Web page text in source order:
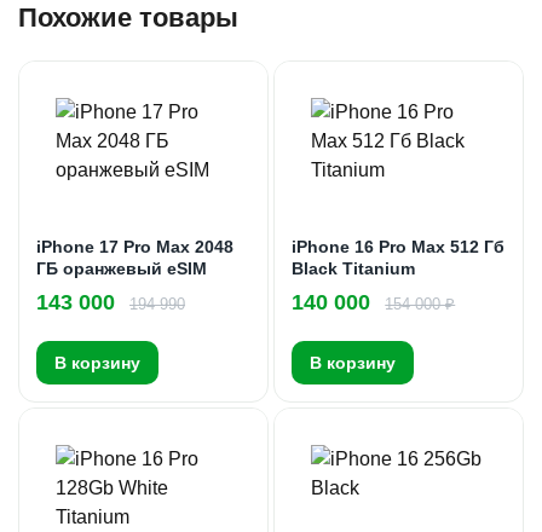
Похожие товары
iPhone 17 Pro Max 2048
ГБ оранжевый eSIM
143 000 194 990
В корзину
iPhone 16 Pro Max 512 Гб
Black Titanium
140 000 154 000 ₽
В корзину